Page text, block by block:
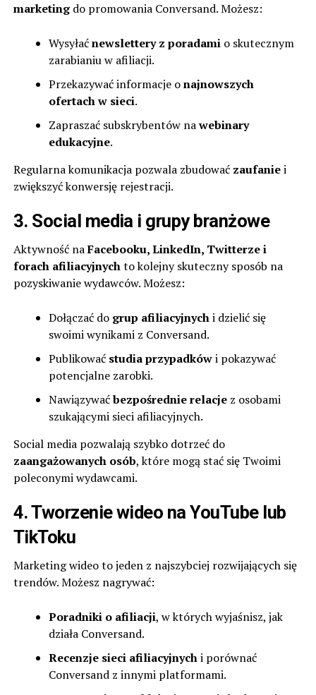
marketingdo promowania Conversand. Możesz:
Wysyłaćnewslettery z poradamio skutecznym
zarabianiu w afiliacji.
Przekazywać informacje onajnowszych
ofertach w sieci.
Zapraszać subskrybentów nawebinary
edukacyjne.
Regularna komunikacja pozwala zbudować zaufaniei
zwiększyć konwersję rejestracji.
3. Social media i grupy branżowe
Aktywność naFacebooku, LinkedIn, Twitterze i
forach afiliacyjnychto kolejny skuteczny sposób na
pozyskiwanie wydawców. Możesz:
Dołączać do grup afiliacyjnychi dzielić się
swoimi wynikami z Conversand.
Publikować studia przypadkówi pokazywać
potencjalne zarobki.
Nawiązywaćbezpośrednie relacjez osobami
szukającymi sieci afiliacyjnych.
Social media pozwalają szybko dotrzeć do
zaangażowanych osób, które mogą stać się Twoimi
poleconymi wydawcami.
4. Tworzenie wideo na YouTube lub
TikToku
Marketing wideo to jeden z najszybciej rozwijających się
trendów. Możesz nagrywać:
Poradniki o afiliacji, w których wyjaśnisz, jak
działa Conversand.
Recenzje sieci afiliacyjnychi porównać
Conversand z innymi platformami.